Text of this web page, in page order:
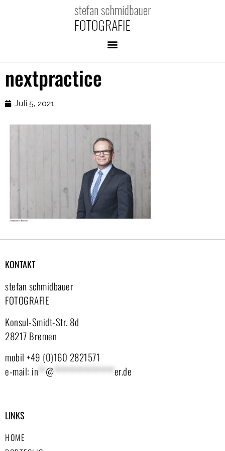
nextpractice
Juli 5, 2021
KONTAKT
stefan schmidbauer
FOTOGRAFIE
Konsul-Smidt-Str. 8d
28217 Bremen
mobil +49 (0)160 2821571
e-mail: in**@****************er.de
LINKS
HOME